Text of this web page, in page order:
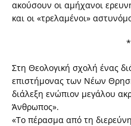
ακούσουν οι αμήχανοι
και οι «τρελαμένοι»
Στη Θεολογική σχολή ένας
επιστήμονας των Νέων
διάλεξη ενώπιον μεγάλου
Άνθρωπος».
«Το πέρασμα από τη